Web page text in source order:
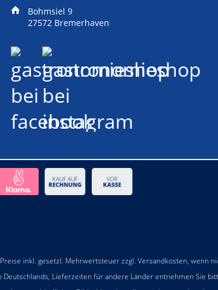
Bohmsiel 9
27572 Bremerhaven
inkl. gesetzl. Mehrwertsteuer zzgl. Versandkosten, wenn
Lieferzeiten für andere Länder entnehmen Sie